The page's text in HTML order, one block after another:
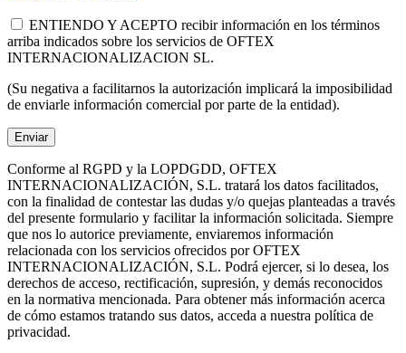
ENTIENDO Y ACEPTO recibir información en los términos
arriba indicados sobre los servicios de OFTEX
INTERNACIONALIZACION SL.
(Su negativa a facilitarnos la autorización implicará la imposibilidad
de enviarle información comercial por parte de la entidad).
Conforme al RGPD y la LOPDGDD, OFTEX
INTERNACIONALIZACIÓN, S.L. tratará los datos facilitados,
con la finalidad de contestar las dudas y/o quejas planteadas a través
del presente formulario y facilitar la información solicitada. Siempre
que nos lo autorice previamente, enviaremos información
relacionada con los servicios ofrecidos por OFTEX
INTERNACIONALIZACIÓN, S.L. Podrá ejercer, si lo desea, los
derechos de acceso, rectificación, supresión, y demás reconocidos
en la normativa mencionada. Para obtener más información acerca
de cómo estamos tratando sus datos, acceda a nuestra política de
privacidad.